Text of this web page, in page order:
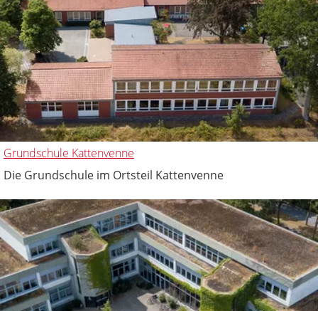
Grundschule Kattenvenne
Die Grundschule im Ortsteil Kattenvenne